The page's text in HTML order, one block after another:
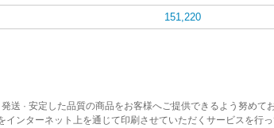
151,220
送 · 安定した品質の商品をお客様へご提供できるよう努めてお
ンターネット上を通じて印刷させていただくサービスを行っ